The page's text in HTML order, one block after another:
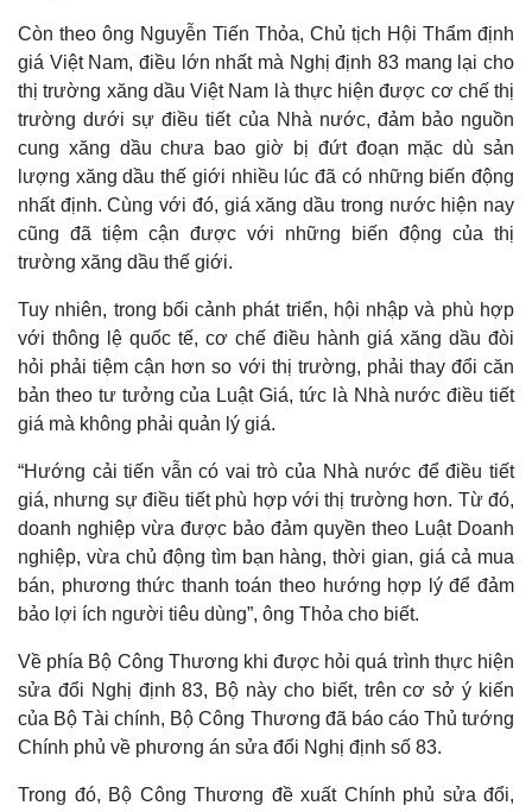
Còn theo ông Nguyễn Tiến Thỏa, Chủ tịch Hội Thẩm định
giá Việt Nam, điều lớn nhất mà Nghị định 83 mang lại cho
thị trường xăng dầu Việt Nam là thực hiện được cơ chế thị
trường dưới sự điều tiết của Nhà nước, đảm bảo nguồn
cung xăng dầu chưa bao giờ bị đứt đoạn mặc dù sản
lượng xăng dầu thế giới nhiều lúc đã có những biến động
nhất định. Cùng với đó, giá xăng dầu trong nước hiện nay
cũng đã tiệm cận được với những biến động của thị
trường xăng dầu thế giới.
Tuy nhiên, trong bối cảnh phát triển, hội nhập và phù hợp
với thông lệ quốc tế, cơ chế điều hành giá xăng dầu đòi
hỏi phải tiệm cận hơn so với thị trường, phải thay đổi căn
bản theo tư tưởng của Luật Giá, tức là Nhà nước điều tiết
giá mà không phải quản lý giá.
“Hướng cải tiến vẫn có vai trò của Nhà nước để điều tiết
giá, nhưng sự điều tiết phù hợp với thị trường hơn. Từ đó,
doanh nghiệp vừa được bảo đảm quyền theo Luật Doanh
nghiệp, vừa chủ động tìm bạn hàng, thời gian, giá cả mua
bán, phương thức thanh toán theo hướng hợp lý để đảm
bảo lợi ích người tiêu dùng”, ông Thỏa cho biết.
Về phía Bộ Công Thương khi được hỏi quá trình thực hiện
sửa đổi Nghị định 83, Bộ này cho biết, trên cơ sở ý kiến
của Bộ Tài chính, Bộ Công Thương đã báo cáo Thủ tướng
Chính phủ về phương án sửa đổi Nghị định số 83.
Trong đó, Bộ Công Thương đề xuất Chính phủ sửa đổi,